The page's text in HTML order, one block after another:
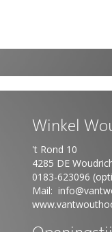
Winkel
't Rond 10
4285 DE
0183-623096
Mail: